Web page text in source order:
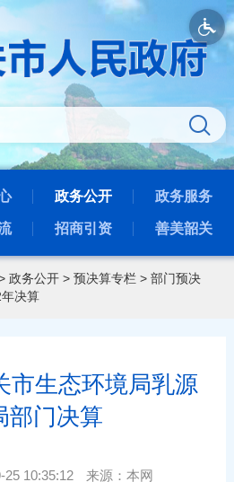
政务公开 政务服务
招商引资 善美韶关
政务公开> 预决算专栏> 部门预决
决算
市生态环境局乳源
部门决算
25 10:35:12 来源： 本网